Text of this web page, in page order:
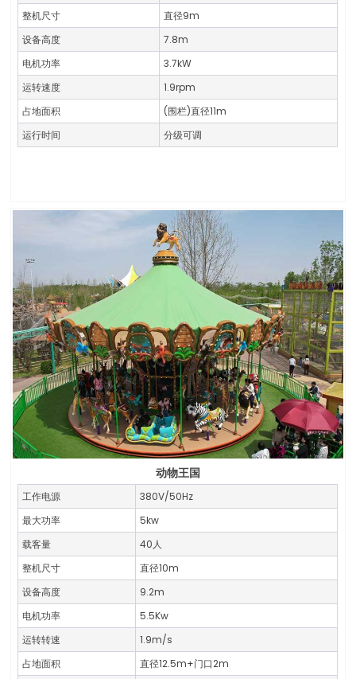
整机尺寸
直径9m
设备高度
7.8m
电机功率
3.7kW
运转速度
1.9rpm
占地面积
(围栏)直径11m
运行时间
分级可调
动物王国
工作电源
380V/50Hz
最大功率
5kw
载客量
40人
整机尺寸
直径10m
设备高度
9.2m
电机功率
5.5Kw
运转转速
1.9m/s
占地面积
直径12.5m+门口2m